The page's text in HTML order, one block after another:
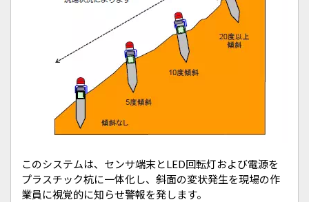
このシステムは、センサ端末とLED回転灯および電源を
プラスチック杭に一体化し、斜面の変状発生を現場の作
業員に視覚的に知らせ警報を発します。